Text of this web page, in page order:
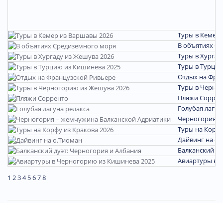
Туры в Кемер
В объятиях
Туры в
Туры в
Отдых на
Туры в
Пляжи
Голубая
Черногория
Туры на
Дайвинг на
Балканский
Авиартуры в
1 234 5678